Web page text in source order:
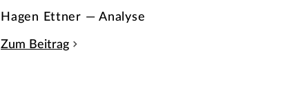
Hagen Ettner — Analyse
Zum Beitrag